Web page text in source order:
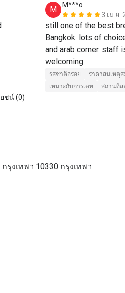
ชน์ (0)
M
M***o
3 เม.ย.
still one of the best
Bangkok. lots of
and arab corner. staff
รสชาติอร่อย ราคาสมเหตุ
เหมาะกับการเดท
สถานที่ส
งเทพฯ 10330 กรุงเทพฯ